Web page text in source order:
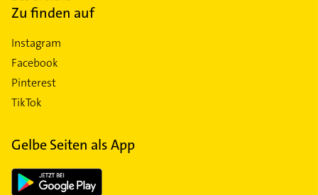
Zu finden auf
Instagram
Facebook
Pinterest
TikTok
Gelbe Seiten als App